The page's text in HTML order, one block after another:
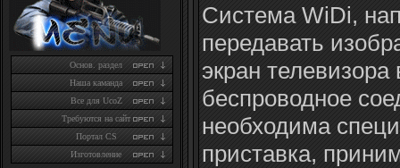
Основ. раздел
Наша каманда
Все для UcoZ
Требуются на сайт
Портал CS
Изготовление
Система WiDi,
передавать
экран телевизора
беспроводное
необходима
приставка,